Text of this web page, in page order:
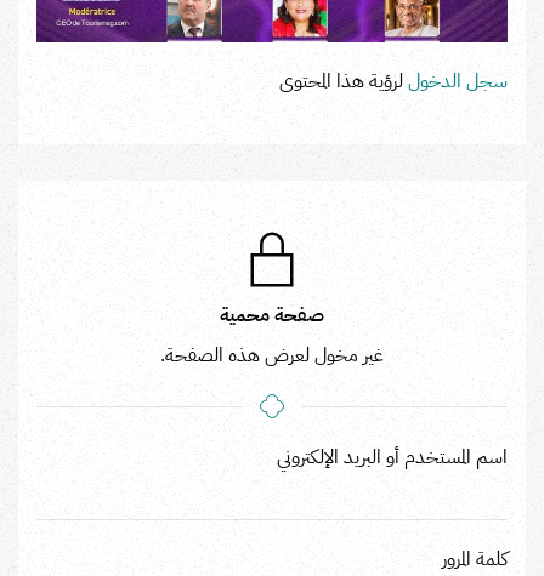
سجل الدخوللرؤية هذا المحتوى
صفحة محمية
غير مخول لعرض هذه الصفحة.
اسم المستخدم أو البريد الإلكتروني
كلمة المرور